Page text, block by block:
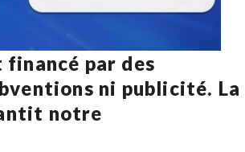
financé par des
ni publicité. La
notre